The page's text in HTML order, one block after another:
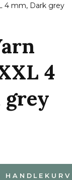
4 mm, Dark grey
4
grey
HANDLEKURV